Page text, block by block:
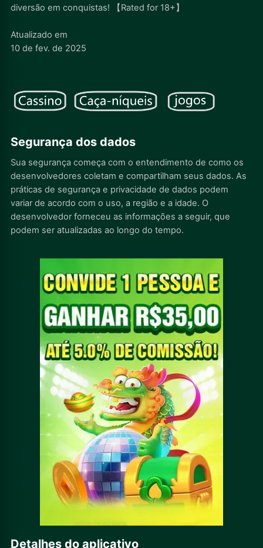
diversão em conquistas! 【Rated for 18+】
Atualizado em
10 de fev. de 2025
Segurança dos dados
Sua segurança começa com o entendimento de como os
desenvolvedores coletam e compartilham seus dados. As
práticas de segurança e privacidade de dados podem
variar de acordo com o uso, a região e a idade. O
desenvolvedor forneceu as informações a seguir, que
podem ser atualizadas ao longo do tempo.
Detalhes do aplicativo